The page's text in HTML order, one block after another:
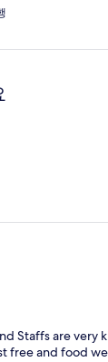
Staffs are very
free and food